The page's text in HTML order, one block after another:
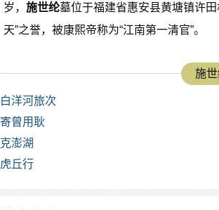
岁， 施世纶墓位于福建省惠安县黄塘镇许田
天”之誉，被康熙帝称为“江南第一清官”。
施
白洋河旅次
寄曾用耿
克澎湖
虎丘行